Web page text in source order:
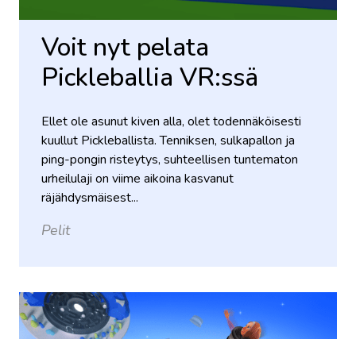
Voit nyt pelata
Pickleballia VR:ssä
Ellet ole asunut kiven alla, olet todennäköisesti
kuullut Pickleballista. Tenniksen, sulkapallon ja
ping-pongin risteytys, suhteellisen tuntematon
urheilulaji on viime aikoina kasvanut
räjähdysmäisest...
Pelit